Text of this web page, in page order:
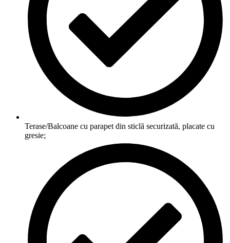
Terase/Balcoane cu parapet din sticlă securizată, placate cu
gresie;